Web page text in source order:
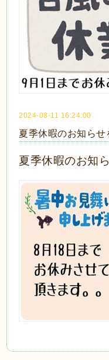
2024-08-11 16:24:00
夏季休暇のお知らせ
夏季休暇のお知